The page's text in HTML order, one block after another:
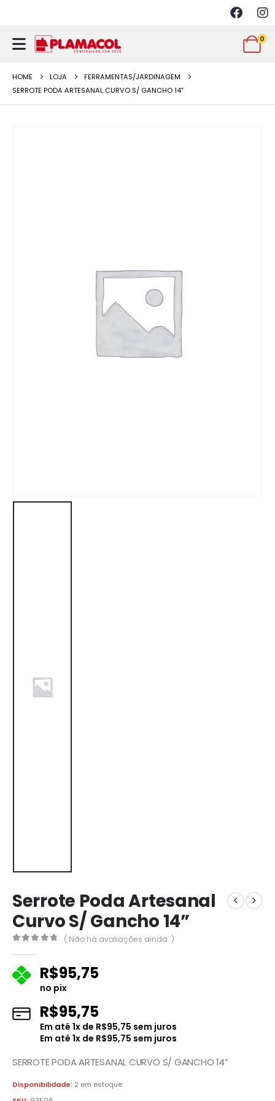
0
HOME LOJA
FERRAMENTAS/JARDINAGEM
SERROTE PODA ARTESANAL CURVO S/ GANCHO 14”
Serrote Poda Artesanal
Curvo S/ Gancho 14”
( Não há avaliações ainda. )
R$95,75
no pix
R$95,75
Em até 1x de R$95,75 sem juros
Em até 1x de R$95,75 sem juros
SERROTE PODA ARTESANAL CURVO S/ GANCHO 14”
Disponibilidade: 2 em estoque